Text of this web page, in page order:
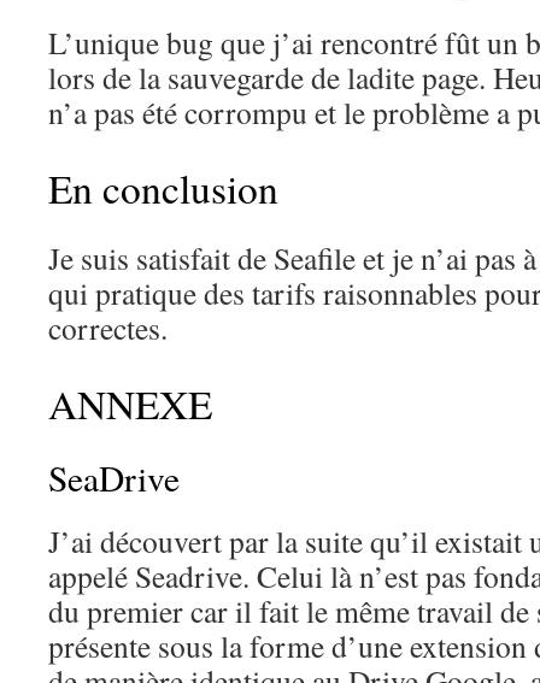
L’unique bug que j’ai rencontré fût un
lors de la sauvegarde de ladite page.
n’a pas été corrompu et le problème a
En conclusion
Je suis satisfait de Seafile et je n’ai pas
qui pratique des tarifs raisonnables
correctes.
ANNEXE
SeaDrive
J’ai découvert par la suite qu’il existait
appelé Seadrive. Celui là n’est pas
du premier car il fait le même travail
présente sous la forme d’une